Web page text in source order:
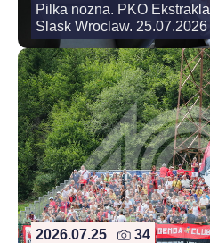
Pilka nozna. PKO
Slask Wroclaw. 25.07.2026
2026.07.25 34